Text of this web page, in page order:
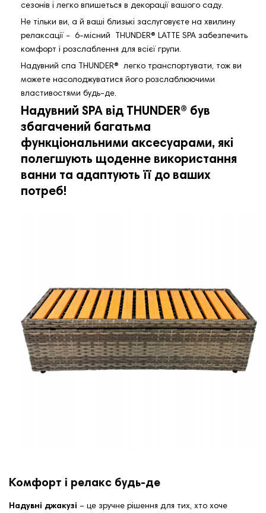
сезонів і легко впишеться в декорації вашого саду.
Не тільки ви, а й ваші близькі заслуговуєте на хвилину
релаксації - 6-місний THUNDER®️ LATTE SPA забезпечить
комфорт і розслаблення для всієї групи.
Надувний спа THUNDER®️ легко транспортувати, тож ви
можете насолоджуватися його розслаблюючими
властивостями будь-де.
Надувний SPA від THUNDER®️ був
збагачений багатьма
функціональними аксесуарами, які
полегшують щоденне використання
ванни та адаптують її до ваших
потреб!
Комфорт і релакс будь-де
Надувні джакузі – це зручне рішення для тих, хто хоче